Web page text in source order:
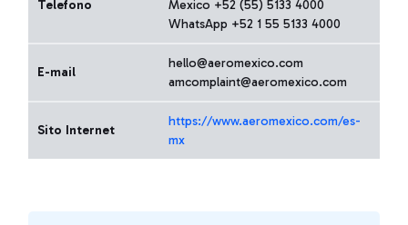
Telefono
Mexico +52 (55) 5133 4000
WhatsApp +52 1 55 5133 4000
E-mail
hello@aeromexico.com
amcomplaint@aeromexico.com
Sito Internet
https://www.aeromexico.com/es-
mx